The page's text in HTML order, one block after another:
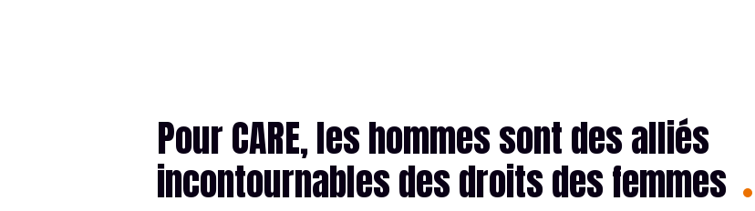
Pour CARE, les hommes sont des alliés
incontournables des droits des femmes